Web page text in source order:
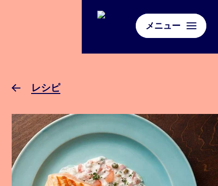
メニュー
レシピ